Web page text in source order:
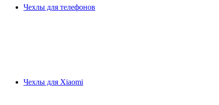
Чехлы для телефонов
Чехлы для Xiaomi